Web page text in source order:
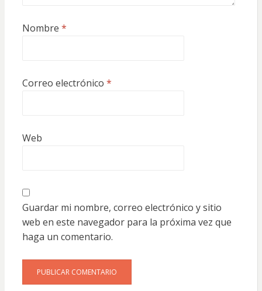
Nombre *
Correo electrónico *
Web
Guardar mi nombre, correo electrónico y sitio
web en este navegador para la próxima vez que
haga un comentario.